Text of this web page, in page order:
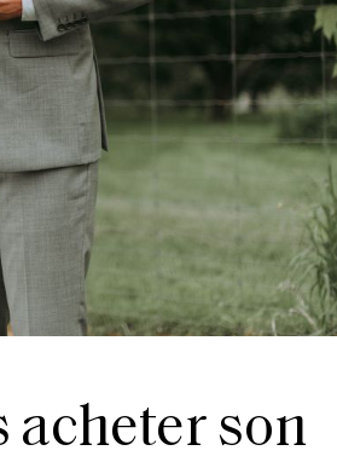
acheter son